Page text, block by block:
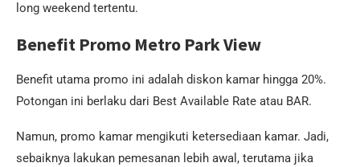
long weekend tertentu.
Benefit Promo Metro Park View
Benefit utama promo ini adalah diskon kamar hingga 20%.
Potongan ini berlaku dari Best Available Rate atau BAR.
Namun, promo kamar mengikuti ketersediaan kamar. Jadi,
sebaiknya lakukan pemesanan lebih awal, terutama jika